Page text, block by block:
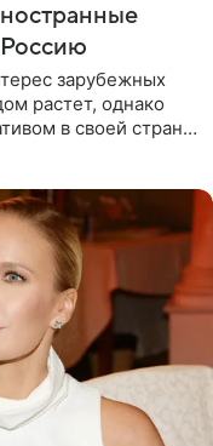
зарубежных
растет, однако
в своей стране